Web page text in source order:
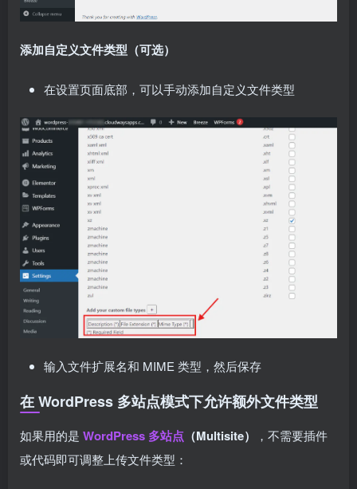
添加自定义文件类型（可选）
在设置页面底部，可以手动添加自定义文件类型
输入文件扩展名和 MIME 类型，然后保存
在 WordPress 多站点模式下允许额外文件类型
如果用的是 WordPress 多站点 （Multisite）
，不需要插件
或代码即可调整上传文件类型：